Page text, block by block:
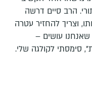
הרב סיים דרשה
וצריך להחזיר עטרה
שאנחנו עושים –
סימסתי לקולגה שלי.